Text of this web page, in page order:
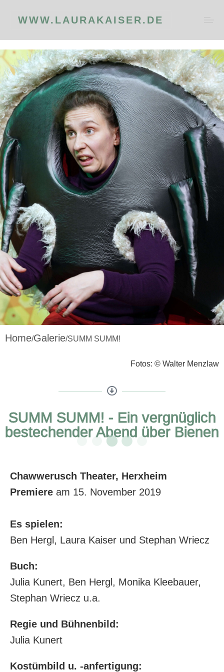
WWW.LAURAKAISER.DE
Home/Galerie/SUMM SUMM!
Fotos: © Walter Menzlaw
SUMM SUMM! - Ein vergnüglich
bestechender Abend über Bienen
Chawwerusch Theater, Herxheim
Premiere am 15. November 2019
Es spielen:
Ben Hergl, Laura Kaiser und Stephan Wriecz
Buch:
Julia Kunert, Ben Hergl, Monika Kleebauer,
Stephan Wriecz u.a.
Regie und Bühnenbild:
Julia Kunert
Kostümbild u. -anfertigung: